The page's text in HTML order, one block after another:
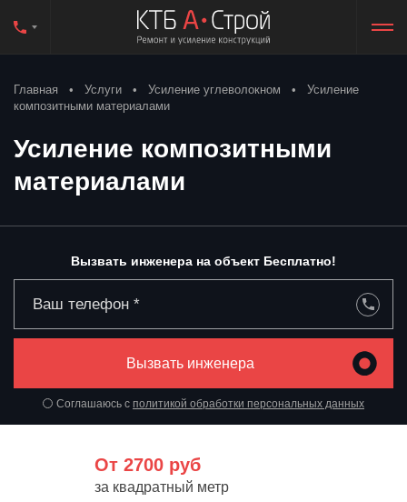
Главная Услуги Усиление углеволокном
Усиление
композитными материалами
Усиление композитными
материалами
Вызвать инженера на объект Бесплатно!
Вызвать инженера
Соглашаюсь с политикой обработки персональных данных
От 2700 руб
за квадратный метр